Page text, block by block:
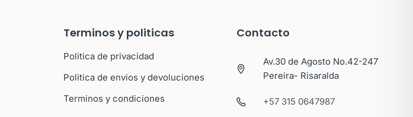
Terminos y politicas
Politica de privacidad
Politica de envios y devoluciones
Terminos y condiciones
Contacto
Av.30 de Agosto No.42-247
Pereira- Risaralda
+57 315 0647987